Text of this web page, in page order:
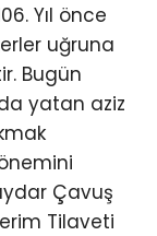
Yıl önce
uğruna
Bugün
yatan aziz
Çavuş
Tilaveti